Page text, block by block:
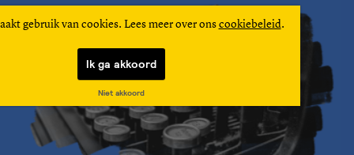
gebruik van cookies. Lees meer over ons cookiebeleid .
Ik ga akkoord
Niet akkoord